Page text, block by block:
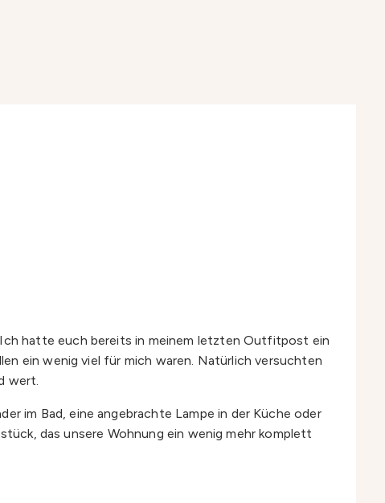
Ich hatte euch bereits in meinem letzten Outfitpost ein
ein wenig viel für mich waren. Natürlich versuchten
wert.
im Bad, eine angebrachte Lampe in der Küche oder
das unsere Wohnung ein wenig mehr komplett